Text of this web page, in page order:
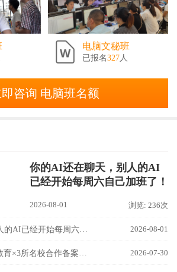
电脑文秘班
已报名327 人
咨询 电脑班名额
你的AI还在聊天，别人的AI
已经开始每周六自己加班了！
2026-08-01 浏览: 236次
2026-08-01
学历党狂喜！陈文卫教育×3所名校合作备案成功！ 2026-07-30